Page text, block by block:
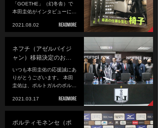
「GOETHE」（幻冬舎）で
本田圭佑がインタビューに…
2021.08.02
ネフチ（アゼルバイジ
ャン）移籍決定のお…
いつも本田圭佑の応援誠にあ
りがとうございます。 本田
圭佑は、ポルトガルのポル…
2021.03.17
ポルティモネンセ（ポ